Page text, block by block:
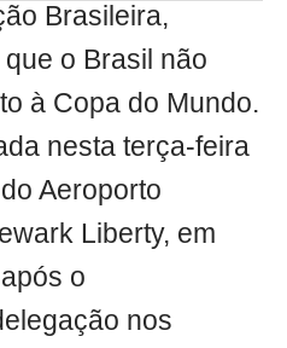
Brasileira,
o Brasil não
à Copa do Mundo.
nesta terça-feira
Aeroporto
Liberty, em
o
nos